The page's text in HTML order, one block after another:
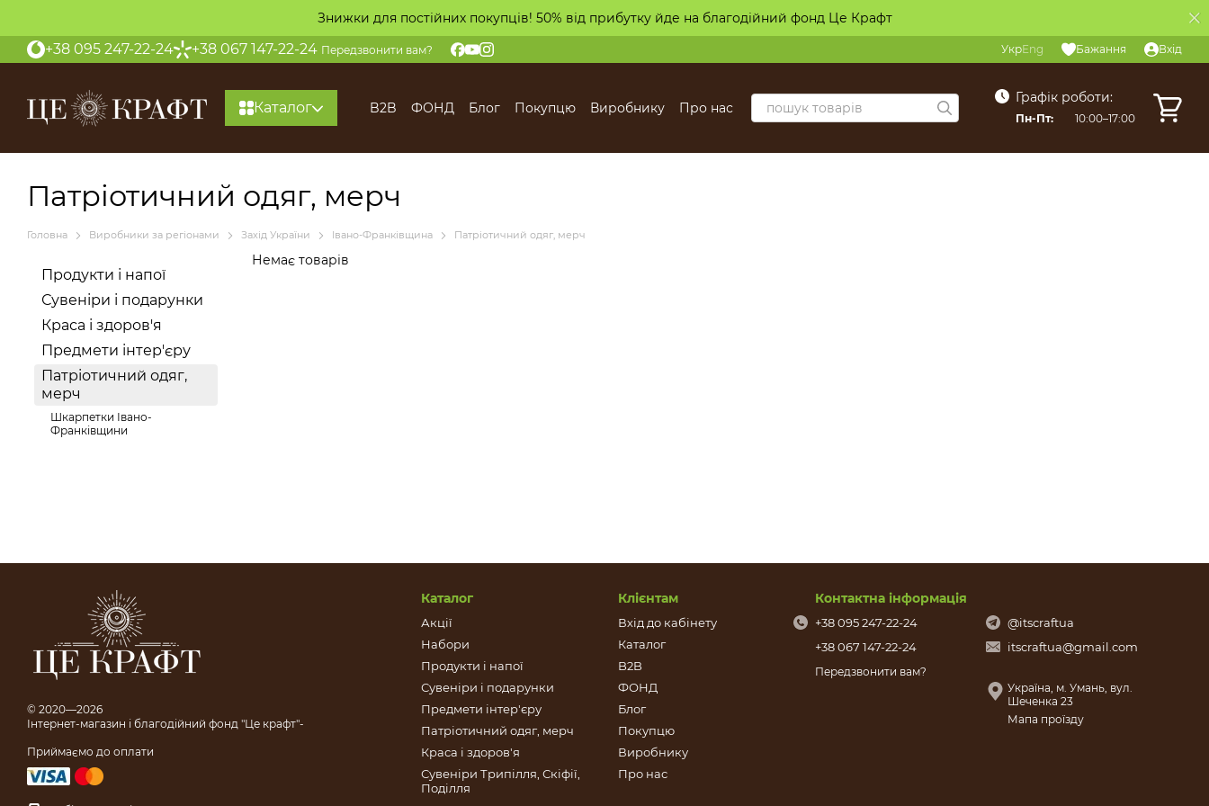
Знижки для постійних покупців! 50% від прибутку йде на благодійний фонд Це Крафт
+38 095 247-22-24 +38 067 147-22-24 Передзвонити вам? УкрEng Бажання Вхід
Каталог B2B ФОНД Блог Покупцю Виробнику Про нас
Графік роботи:
Пн-Пт: 10:00–17:00
Патріотичний одяг, мерч
Головна Виробники за регіонами Захід України Івано-Франківщина Патріотичний одяг, мерч
Немає товарів
Продукти і напої
Сувеніри і подарунки
Краса і здоров'я
Предмети інтер'єру
Патріотичний одяг,
мерч
Шкарпетки Івано-
Франківщини
© 2020—2026
Інтернет-магазин і благодійний фонд "Це крафт"-
Приймаємо до оплати
Каталог
Акції
Набори
Продукти і напої
Сувеніри і подарунки
Предмети інтер'єру
Патріотичний одяг, мерч
Краса і здоров'я
Сувеніри Трипілля, Скіфії,
Поділля
Клієнтам
Вхід до кабінету
Каталог
B2B
ФОНД
Блог
Покупцю
Виробнику
Про нас
Контактна інформація
+38 095 247-22-24
+38 067 147-22-24
Передзвонити вам?
@itscraftua
itscraftua@gmail.com
Україна, м. Умань, вул.
Шеченка 23
Мапа проїзду